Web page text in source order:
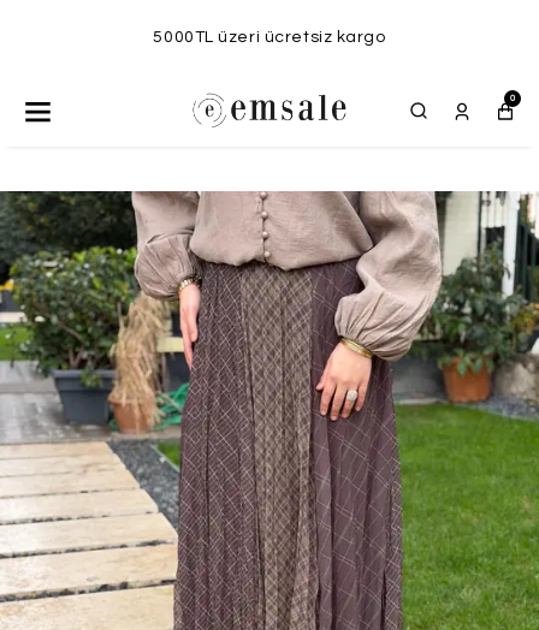
5000TL üzeri ücretsiz kargo
0